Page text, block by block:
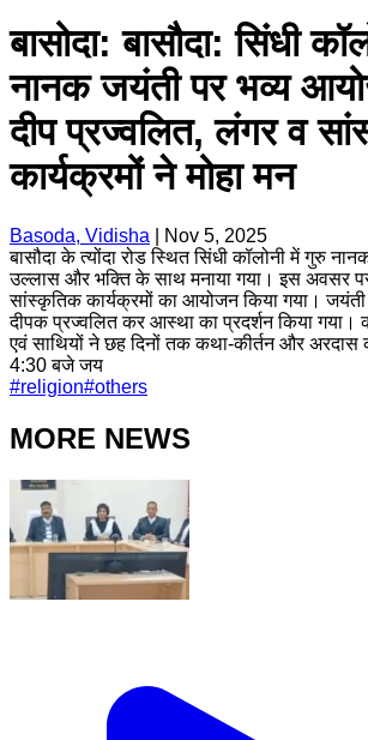
बासोदा: बासौदा: सिंधी
नानक जयंती पर भव्य
दीप प्रज्वलित, लंगर व
कार्यक्रमों ने मोहा मन
Basoda, Vidisha
Nov 5, 2025
बासौदा के त्योंदा रोड स्थित सिंधी कॉलोनी में गुरु
उल्लास और भक्ति के साथ मनाया गया। इस अवसर पर
सांस्कृतिक कार्यक्रमों का आयोजन किया गया। जयंती
दीपक प्रज्वलित कर आस्था का प्रदर्शन किया
एवं साथियों ने छह दिनों तक कथा-कीर्तन और अरदास
4:30 बजे जय
#religion#others
MORE NEWS